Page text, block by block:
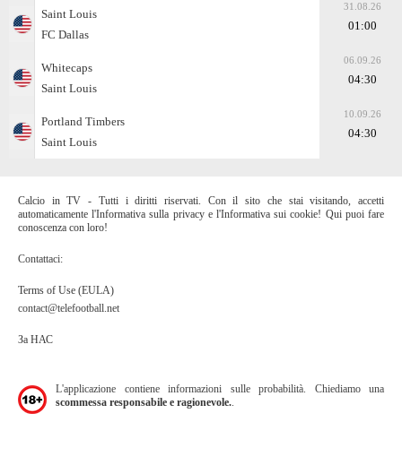
Saint Louis
FC Dallas
31.08.26
01:00
Whitecaps
Saint Louis
06.09.26
04:30
Portland Timbers
Saint Louis
10.09.26
04:30
Calcio in TV - Tutti i diritti riservati. Con il sito che stai visitando, accetti
automaticamente l'Informativa sulla privacy e l'Informativa sui cookie! Qui puoi fare
conoscenza con loro!
Contattaci:
Terms of Use (EULA)
contact@telefootball.net
За НАС
L'applicazione contiene informazioni sulle probabilità. Chiediamo una
scommessa responsabile e ragionevole.